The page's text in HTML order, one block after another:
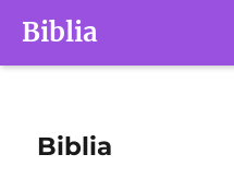
Biblia
Biblia